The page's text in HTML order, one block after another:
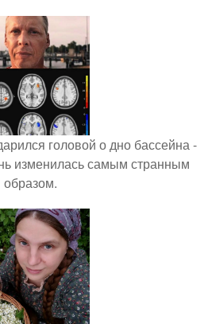
головой о дно бассейна -
изменилась самым странным
образом.